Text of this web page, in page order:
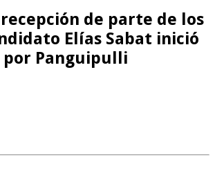
de parte de los
Elías Sabat inició
por Panguipulli